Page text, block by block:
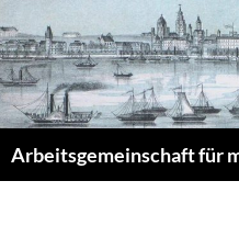
Inhalt
springen